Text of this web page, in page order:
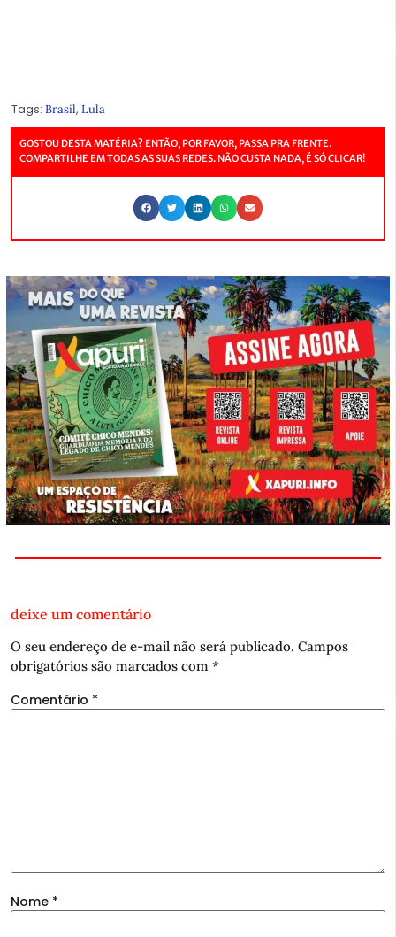
Tags: Brasil, Lula
GOSTOU DESTA MATÉRIA? ENTÃO, POR FAVOR, PASSA PRA FRENTE.
COMPARTILHE EM TODAS AS SUAS REDES. NÃO CUSTA NADA, É SÓ CLICAR!
deixe um comentário
O seu endereço de e-mail não será publicado. Campos
obrigatórios são marcados com *
Comentário *
Nome *